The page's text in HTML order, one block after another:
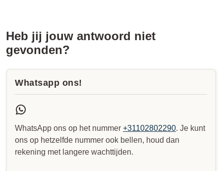
Heb jij jouw antwoord niet
gevonden?
Whatsapp ons!
WhatsApp ons op het nummer +31102802290. Je kunt
ons op hetzelfde nummer ook bellen, houd dan
rekening met langere wachttijden.